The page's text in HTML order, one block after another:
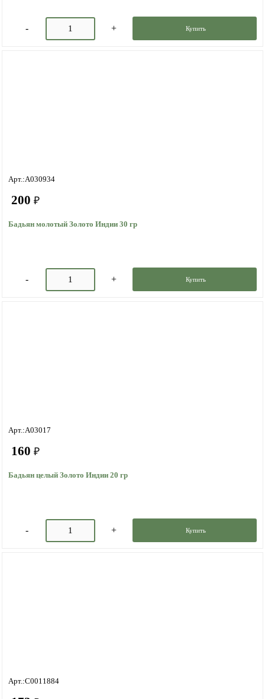
Купить
Арт.:A030934
200 ₽
Бадьян молотый Золото Индии 30 гр
Купить
Арт.:A03017
160 ₽
Бадьян целый Золото Индии 20 гр
Купить
Арт.:C0011884